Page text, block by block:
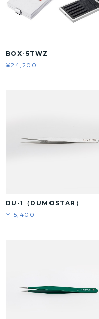
BOX-5TWZ
¥24,200
DU-1（DUMOSTAR）
¥15,400